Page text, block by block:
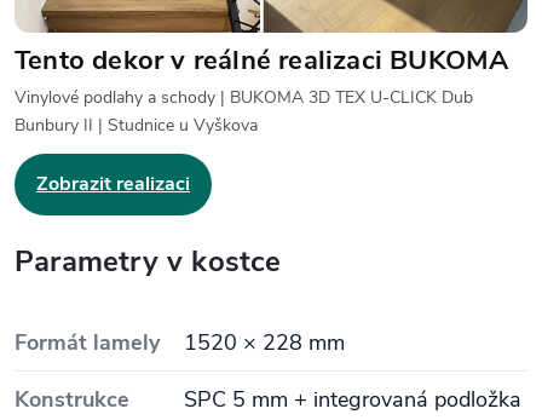
Tento dekor v reálné realizaci BUKOMA
Vinylové podlahy a schody | BUKOMA 3D TEX U-CLICK Dub
Bunbury II | Studnice u Vyškova
Zobrazit realizaci
Parametry v kostce
Formát lamely
1520 × 228 mm
Konstrukce
SPC 5 mm + integrovaná podložka